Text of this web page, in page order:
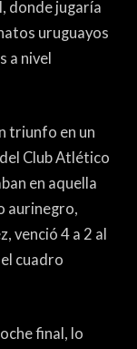
donde jugaría
uruguayos
a nivel
triunfo en un
Club Atlético
en aquella
aurinegro,
venció 4 a 2 al
cuadro
final, lo